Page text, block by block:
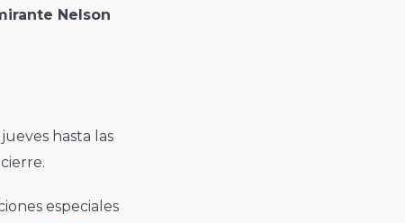
Nelson
hasta las
especiales